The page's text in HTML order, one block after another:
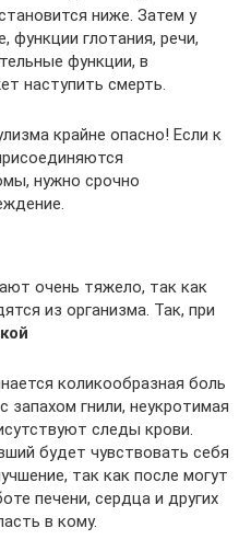
ниже. Затем у
функции глотания, речи,
функции, в
наступить смерть.
крайне опасно! Если к
нужно срочно
очень тяжело, так как
из организма. Так, при
коликообразная боль
гнили, неукротимая
следы крови.
будет чувствовать себя
так как после могут
печени, сердца и других
в кому.